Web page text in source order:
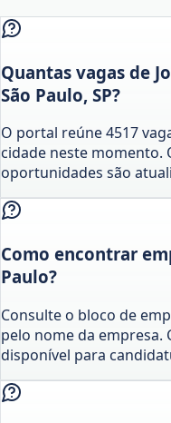
Quantas vagas de
São Paulo, SP?
O portal reúne 4517
cidade neste momento.
oportunidades são
Como encontrar
Paulo?
Consulte o bloco de
pelo nome da empresa.
disponível para